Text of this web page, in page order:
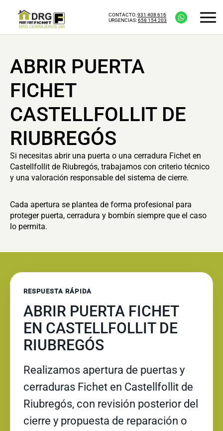
CONTACTO:931 408 616
URGENCIAS:658 154 203
ABRIR PUERTA
FICHET
CASTELLFOLLIT DE
RIUBREGÓS
Si necesitas abrir una puerta o una cerradura Fichet en
Castellfollit de Riubregós, trabajamos con criterio técnico
y una valoración responsable del sistema de cierre.
Cada apertura se plantea de forma profesional para
proteger puerta, cerradura y bombín siempre que el caso
lo permita.
RESPUESTA RÁPIDA
ABRIR PUERTA FICHET
EN CASTELLFOLLIT DE
RIUBREGÓS
Realizamos apertura de puertas y
cerraduras Fichet en Castellfollit de
Riubregós, con revisión posterior del
cierre y propuesta de reparación o